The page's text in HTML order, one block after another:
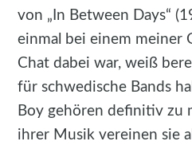
von „In Between Days“
einmal bei einem meiner
Chat dabei war, weiß
für schwedische Bands
Boy gehören definitiv zu
ihrer Musik vereinen sie